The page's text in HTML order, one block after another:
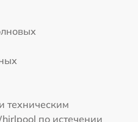
техническим
по истечении